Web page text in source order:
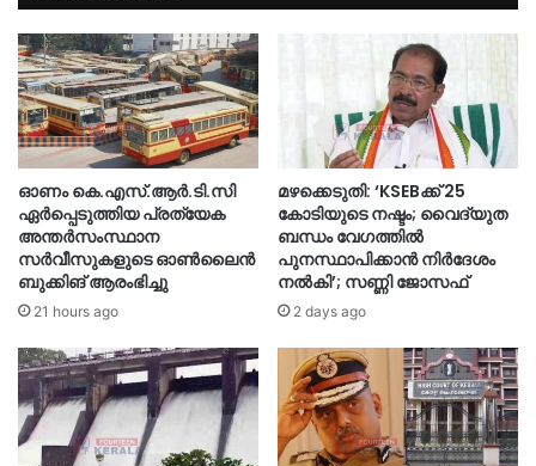
ഓണം കെ.എസ്.ആർ.ടി.സി
ഏർപ്പെടുത്തിയ പ്രത്യേക
അന്തർസംസ്ഥാന
സർവീസുകളുടെ ഓൺലൈൻ
ബുക്കിങ് ആരംഭിച്ചു
21 hours ago
മഴക്കെടുതി: ‘KSEBക്ക് 25
കോടിയുടെ നഷ്ടം; വൈദ്യുത
ബന്ധം വേഗത്തിൽ
പുനസ്ഥാപിക്കാൻ നിർ​ദേശം
നൽകി’; സണ്ണി ജോസഫ്
2 days ago